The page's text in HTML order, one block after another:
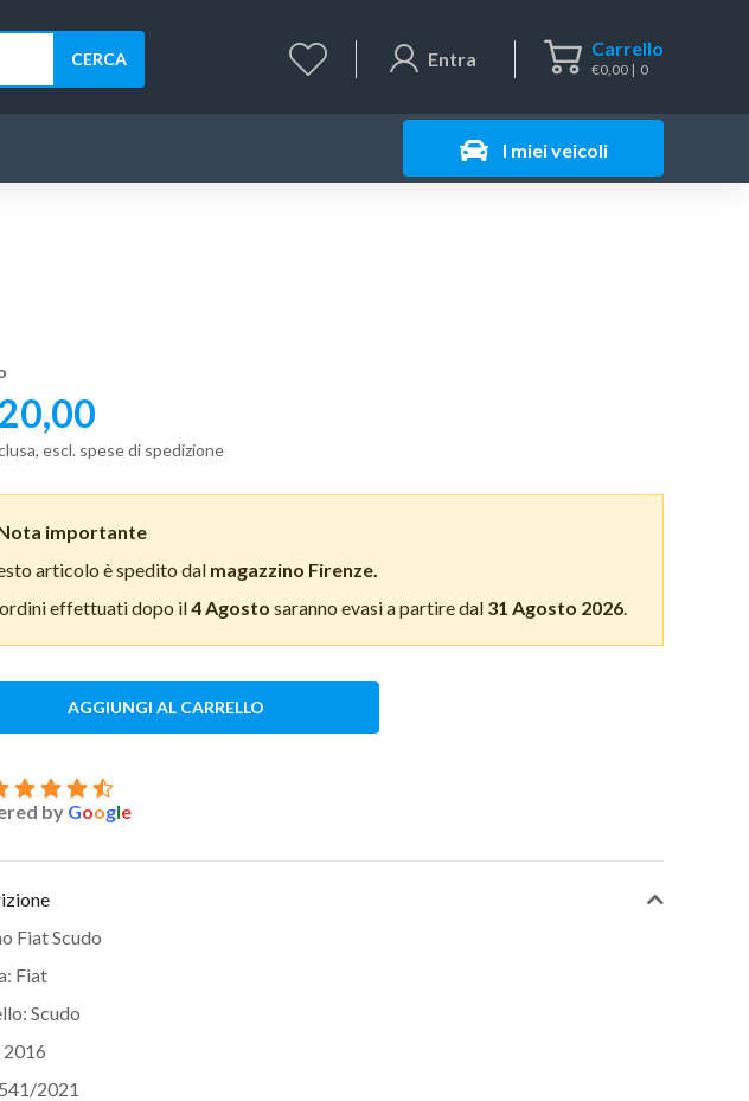
Carrello
€0,00 0
Entra
CERCA
I miei veicoli
escl. spese di spedizione
importante
articolo è spedito dal magazzino Firenze.
effettuati dopo il4 Agosto saranno evasi a partire dal 31 Agosto 2026.
AGGIUNGI AL CARRELLO
by Google
Fiat Scudo
Fiat
Scudo
2016
2021